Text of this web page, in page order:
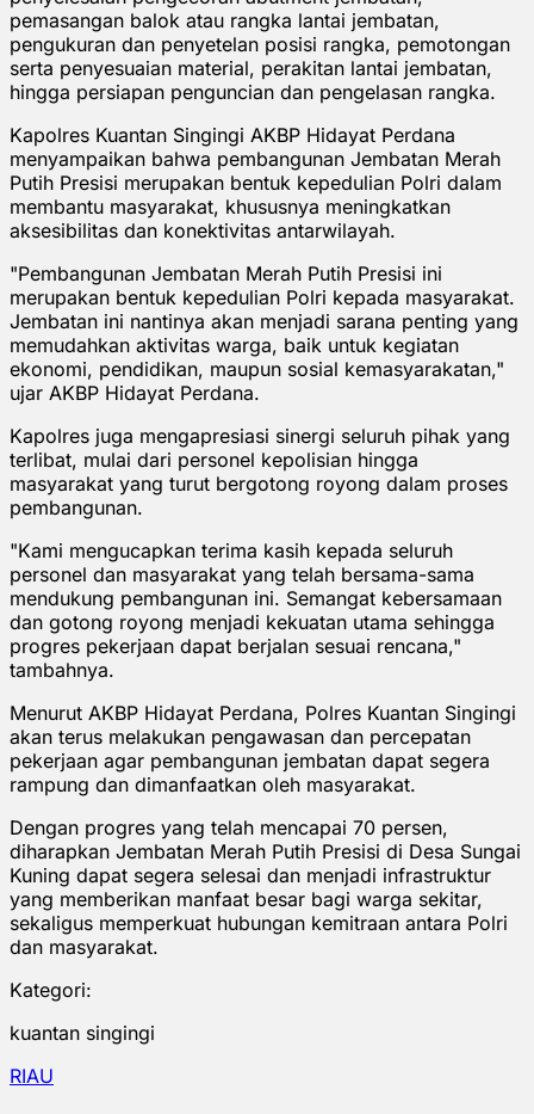
pemasangan balok atau rangka lantai jembatan,
pengukuran dan penyetelan posisi rangka, pemotongan
serta penyesuaian material, perakitan lantai jembatan,
hingga persiapan penguncian dan pengelasan rangka.
Kapolres Kuantan Singingi AKBP Hidayat Perdana
menyampaikan bahwa pembangunan Jembatan Merah
Putih Presisi merupakan bentuk kepedulian Polri dalam
membantu masyarakat, khususnya meningkatkan
aksesibilitas dan konektivitas antarwilayah.
"Pembangunan Jembatan Merah Putih Presisi ini
merupakan bentuk kepedulian Polri kepada masyarakat.
Jembatan ini nantinya akan menjadi sarana penting yang
memudahkan aktivitas warga, baik untuk kegiatan
ekonomi, pendidikan, maupun sosial kemasyarakatan,"
ujar AKBP Hidayat Perdana.
Kapolres juga mengapresiasi sinergi seluruh pihak yang
terlibat, mulai dari personel kepolisian hingga
masyarakat yang turut bergotong royong dalam proses
pembangunan.
"Kami mengucapkan terima kasih kepada seluruh
personel dan masyarakat yang telah bersama-sama
mendukung pembangunan ini. Semangat kebersamaan
dan gotong royong menjadi kekuatan utama sehingga
progres pekerjaan dapat berjalan sesuai rencana,"
tambahnya.
Menurut AKBP Hidayat Perdana, Polres Kuantan Singingi
akan terus melakukan pengawasan dan percepatan
pekerjaan agar pembangunan jembatan dapat segera
rampung dan dimanfaatkan oleh masyarakat.
Dengan progres yang telah mencapai 70 persen,
diharapkan Jembatan Merah Putih Presisi di Desa Sungai
Kuning dapat segera selesai dan menjadi infrastruktur
yang memberikan manfaat besar bagi warga sekitar,
sekaligus memperkuat hubungan kemitraan antara Polri
dan masyarakat.
Kategori:
kuantan singingi
RIAU